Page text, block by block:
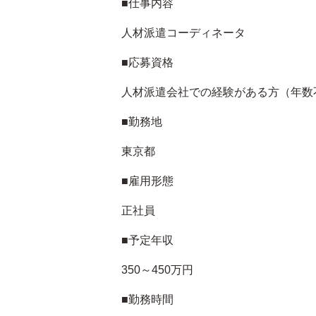
■仕事内容
人材派遣コーディネータ
■応募資格
人材派遣会社での経験がある方（年
■勤務地
東京都
■雇用形態
正社員
■予定年収
350～450万円
■勤務時間